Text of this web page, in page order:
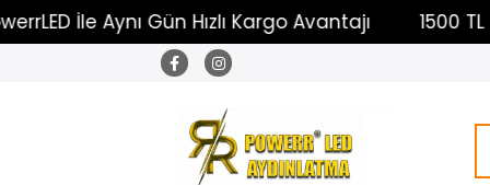
İle Aynı Gün Hızlı Kargo Avantajı 1500 TL Üzeri